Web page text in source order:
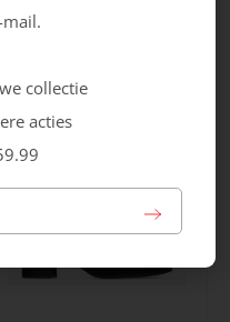
129.99
mail.
collectie
acties